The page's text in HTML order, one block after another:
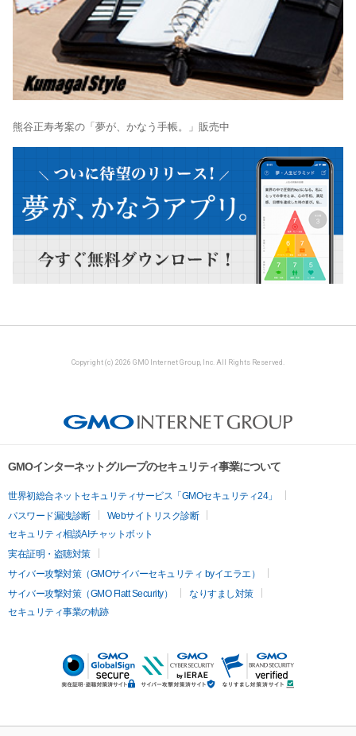
熊谷正寿考案の「夢が、かなう手帳。」販売中
Copyright (c) 2026 GMO Internet Group, Inc. All Rights Reserved.
GMOインターネットグループのセキュリティ事業について
世界初総合ネットセキュリティサービス「GMOセキュリティ24」
パスワード漏洩診断
Webサイトリスク診断
セキュリティ相談AIチャットボット
実在証明・盗聴対策
サイバー攻撃対策（GMOサイバーセキュリティ byイエラエ）
サイバー攻撃対策（GMO Flatt Security）
なりすまし対策
セキュリティ事業の軌跡